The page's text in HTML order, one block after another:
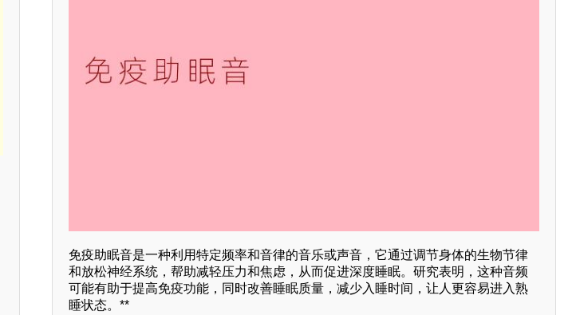
免疫助眠音是一种利用特定频率和音律的音乐或声音，它通过调节身体的生物节律
和放松神经系统，帮助减轻压力和焦虑，从而促进深度睡眠。研究表明，这种音频
可能有助于提高免疫功能，同时改善睡眠质量，减少入睡时间，让人更容易进入熟
睡状态。**